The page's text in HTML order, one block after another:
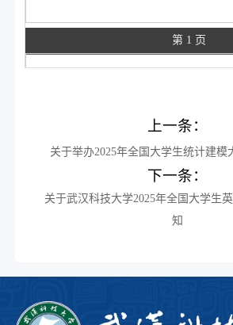
第 1 页
上一条：
关于举办2025年全国大学生统计建模
下一条：
关于武汉科技大学2025年全国大学生
知